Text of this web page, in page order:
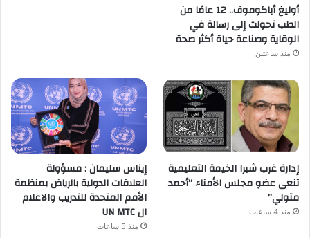
أوليغ أباكوموف.. 12 عامًا من
الطب تحولت إلى رسالة في
الوقاية وصناعة حياة أكثر صحة
منذ ساعتين
إدارة غرب شبرا الخيمة التعليمية
تنعى عضو مجلس الأمناء “أحمد
متولي”
منذ 4 ساعات
إيناس سليمان : مسؤولة
العلاقات الدولية بالرياض بمنظمة
الأمم المتحدة للتدريب والاعلام
ال UN MTC
منذ 5 ساعات